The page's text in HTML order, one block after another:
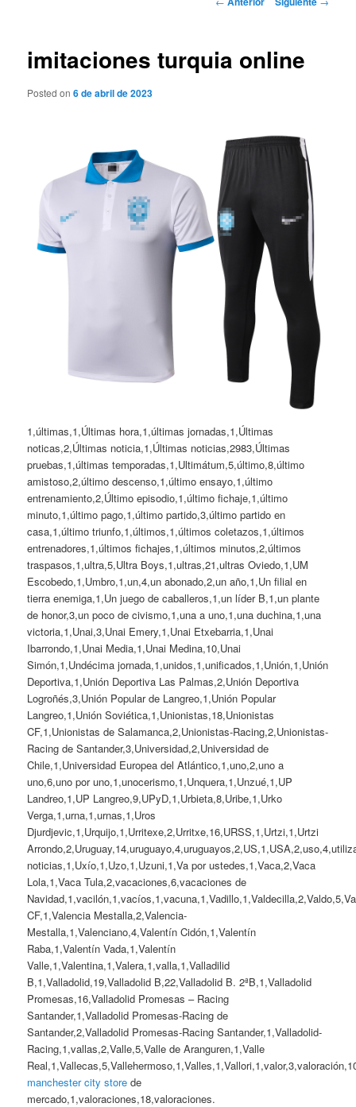
imitaciones turquia online
Posted on6 de abril de 2023
1,últimas,1,Últimas hora,1,últimas jornadas,1,Últimas
noticas,2,Últimas noticia,1,Últimas noticias,2983,Últimas
pruebas,1,últimas temporadas,1,Ultimátum,5,último,8,último
amistoso,2,último descenso,1,último ensayo,1,último
entrenamiento,2,Último episodio,1,último fichaje,1,último
minuto,1,último pago,1,último partido,3,último partido en
casa,1,último triunfo,1,últimos,1,últimos coletazos,1,últimos
entrenadores,1,últimos fichajes,1,últimos minutos,2,últimos
traspasos,1,ultra,5,Ultra Boys,1,ultras,21,ultras Oviedo,1,UM
Escobedo,1,Umbro,1,un,4,un abonado,2,un año,1,Un filial en
tierra enemiga,1,Un juego de caballeros,1,un líder B,1,un plante
de honor,3,un poco de civismo,1,una a uno,1,una duchina,1,una
victoria,1,Unai,3,Unai Emery,1,Unai Etxebarria,1,Unai
Ibarrondo,1,Unai Media,1,Unai Medina,10,Unai
Simón,1,Undécima jornada,1,unidos,1,unificados,1,Unión,1,Unión
Deportiva,1,Unión Deportiva Las Palmas,2,Unión Deportiva
Logroñés,3,Unión Popular de Langreo,1,Unión Popular
Langreo,1,Unión Soviética,1,Unionistas,18,Unionistas
CF,1,Unionistas de Salamanca,2,Unionistas-Racing,2,Unionistas-
Racing de Santander,3,Universidad,2,Universidad de
Chile,1,Universidad Europea del Atlántico,1,uno,2,uno a
uno,6,uno por uno,1,unocerismo,1,Unquera,1,Unzué,1,UP
Landreo,1,UP Langreo,9,UPyD,1,Urbieta,8,Uribe,1,Urko
Verga,1,urna,1,urnas,1,Uros
Djurdjevic,1,Urquijo,1,Urritexe,2,Urritxe,16,URSS,1,Urtzi,1,Urtzi
noticias,1,Uxío,1,Uzo,1,Uzuni,1,Va por ustedes,1,Vaca,2,Vaca
Lola,1,Vaca Tula,2,vacaciones,6,vacaciones de
CF,1,Valencia Mestalla,2,Valencia-
Mestalla,1,Valenciano,4,Valentín Cidón,1,Valentín
Raba,1,Valentín Vada,1,Valentín
Valle,1,Valentina,1,Valera,1,valla,1,Valladilid
B,1,Valladolid,19,Valladolid B,22,Valladolid B. 2ªB,1,Valladolid
Promesas,16,Valladolid Promesas – Racing
Santander,1,Valladolid Promesas-Racing de
Santander,2,Valladolid Promesas-Racing Santander,1,Valladolid-
Racing,1,vallas,2,Valle,5,Valle de Aranguren,1,Valle
manchester city store de
mercado,1,valoraciones,18,valoraciones.